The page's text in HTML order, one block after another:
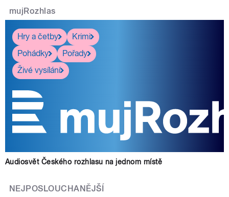
mujRozhlas
Hry a četby
Krimi
Pohádky
Pořady
Živé vysílání
Audiosvět Českého rozhlasu na jednom místě
NEJPOSLOUCHANĚJŠÍ